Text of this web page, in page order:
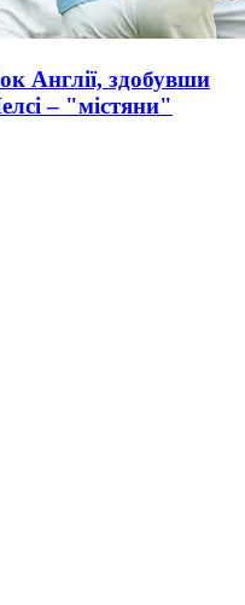
Англії, здобувши
– "містяни"